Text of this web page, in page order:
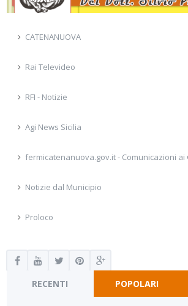
CATENANUOVA
Rai Televideo
RFI - Notizie
Agi News Sicilia
fermicatenanuova.gov.it - Comunicazioni ai
Notizie dal Municipio
Proloco
RECENTI POPOLARI